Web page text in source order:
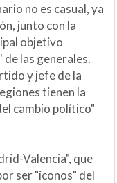
no es casual, ya
junto con la
objetivo
las generales.
y jefe de la
tienen la
cambio político"
Valencia", que
ser "iconos" del